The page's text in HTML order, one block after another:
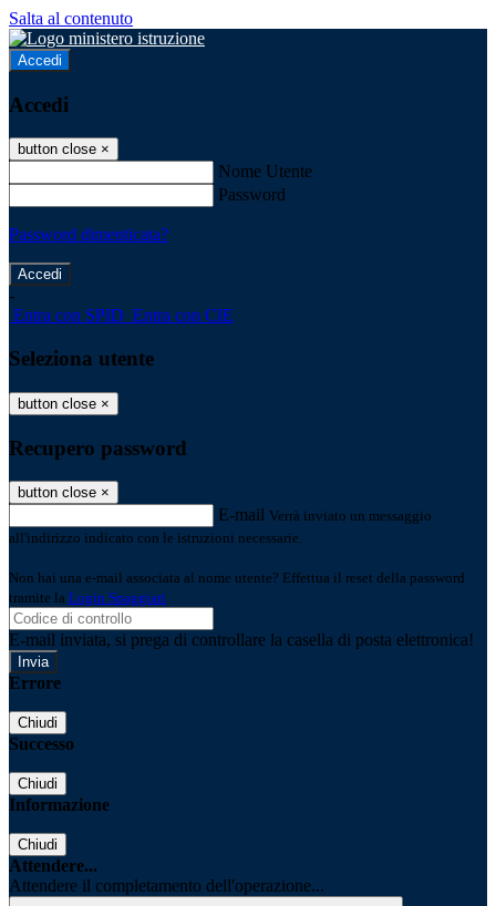
Salta al contenuto
Accedi
Accedi
button close ×
Nome Utente
Password
Password dimenticata?
-
Entra con SPID Entra con CIE
Seleziona utente
button close ×
Recupero password
button close ×
E-mail Verrà inviato un messaggio
all'indirizzo indicato con le istruzioni necessarie.
Non hai una e-mail associata al nome utente? Effettua il reset della password
tramite la Login Spaggiari
E-mail inviata, si prega di controllare la casella di posta elettronica!
Errore
Chiudi
Successo
Chiudi
Informazione
Chiudi
Attendere...
Attendere il completamento dell'operazione...